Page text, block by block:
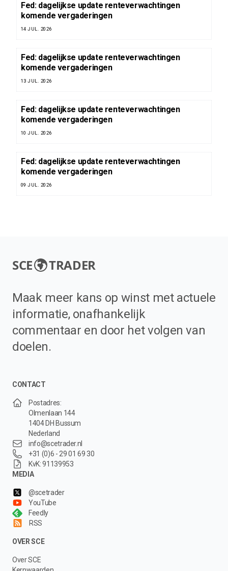
Fed: dagelijkse update renteverwachtingen
komende vergaderingen
14 JUL. 2026
Fed: dagelijkse update renteverwachtingen
komende vergaderingen
13 JUL. 2026
Fed: dagelijkse update renteverwachtingen
komende vergaderingen
10 JUL. 2026
Fed: dagelijkse update renteverwachtingen
komende vergaderingen
09 JUL. 2026
SCE TRADER
Maak meer kans op winst met actuele
informatie, onafhankelijk
commentaar en door het volgen van
doelen.
CONTACT
Postadres:
Olmenlaan 144
1404 DH Bussum
Nederland
info@scetrader.nl
+31 (0)6 - 29 01 69 30
KvK: 91139953
MEDIA
@scetrader
YouTube
Feedly
RSS
OVER SCE
Over SCE